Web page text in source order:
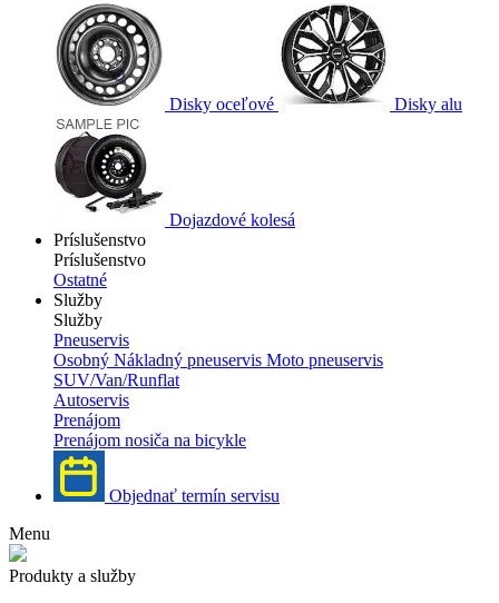
Disky oceľové Disky alu
Dojazdové kolesá
Príslušenstvo
Príslušenstvo
Ostatné
Služby
Služby
Pneuservis
Osobný Nákladný pneuservis Moto pneuservis
SUV/Van/Runflat
Autoservis
Prenájom
Prenájom nosiča na bicykle
Objednať termín servisu
Menu
Produkty a služby